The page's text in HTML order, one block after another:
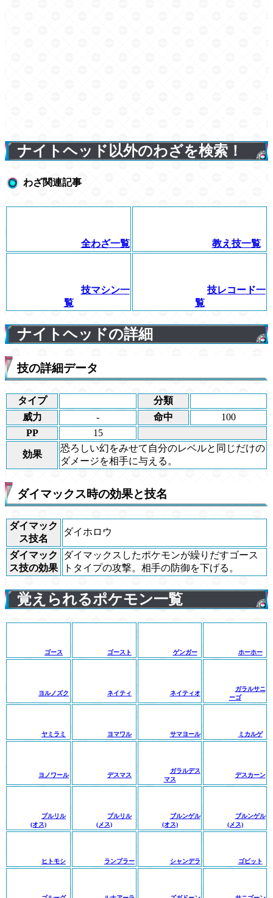
ナイトヘッド以外のわざを検索！
わざ関連記事
全わざ一覧 教え技一覧
技マシン一
覧
技レコード一
覧
ナイトヘッドの詳細
技の詳細データ
タイプ
分類
威力
- 命中
100
PP
15
効果
恐ろしい幻をみせて自分のレベルと同じだけの
ダメージを相手に与える。
ダイマックス時の効果と技名
ダイマック
ス技名
ダイホロウ
ダイマック
ス技の効果
ダイマックスしたポケモンが繰りだすゴース
トタイプの攻撃。相手の防御を下げる。
覚えられるポケモン一覧
ゴース ゴースト ゲンガー ホーホー
ヨルノズク ネイティ ネイティオ
ガラルサニ
ーゴ
ヤミラミ ヨマワル サマヨール ミカルゲ
ヨノワール デスマス
ガラルデス
マス
デスカーン
プルリル
(オス)
プルリル
(メス)
ブルンゲル
(オス)
ブルンゲル
(メス)
ヒトモシ ランプラー シャンデラ ゴビット